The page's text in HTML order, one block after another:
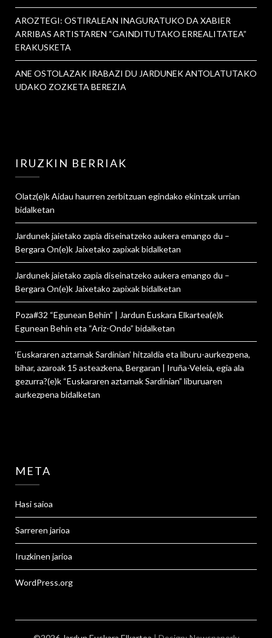
AROZTEGI: OSTIRALEAN INAGURATUKO DA XABIER
ARRIBAS ARTISTAREN “GAINDITUTAKO ERREALITATEA”
ERAKUSKETA
ANE OSTOLAZAK IRABAZI DU JARDUNEK ANTOLATUTAKO
UDAKO ZOZKETA BEREZIA
IRUZKIN BERRIAK
Olatz(e)kAidau haurren zerbitzuan egindako ekintzak urrian
bidalketan
Jardunek jaietako zapia diseinatzeko aukera emango du –
Bergara On(e)k Jaixetako zapixakbidalketan
Jardunek jaietako zapia diseinatzeko aukera emango du –
Bergara On(e)k Jaixetako zapixakbidalketan
Poza#32 “Egunean Behin” | Jardun Euskara Elkartea(e)k
Egunean Behin eta “Ariz-Ondo” bidalketan
‘Euskararen aztarnak Sardinian’ hitzaldia eta liburu-aurkezpena,
bihar, azaroak 15 asteazkena, Bergaran | Iruña-Veleia, egia ala
gezurra?(e)k “Euskararen aztarnak Sardinian” liburuaren
aurkezpena bidalketan
META
Hasi saioa
Sarreren jarioa
Iruzkinen jarioa
WordPress.org